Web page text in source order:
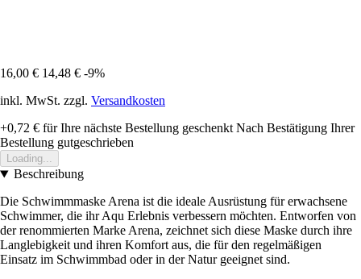
16,00 € 14,48 € -9%
inkl. MwSt. zzgl. Versandkosten
+0,72 € für Ihre nächste Bestellung geschenkt Nach Bestätigung Ihrer
Bestellung gutgeschrieben
Loading...
Beschreibung
Die Schwimmmaske Arena ist die ideale Ausrüstung für erwachsene
Schwimmer, die ihr Aqu Erlebnis verbessern möchten. Entworfen von
der renommierten Marke Arena, zeichnet sich diese Maske durch ihre
Langlebigkeit und ihren Komfort aus, die für den regelmäßigen
Einsatz im Schwimmbad oder in der Natur geeignet sind.